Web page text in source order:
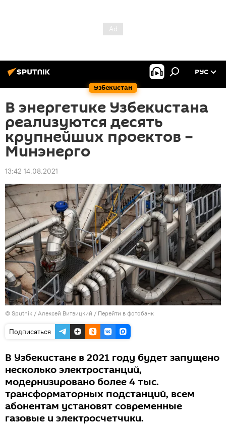
Узбекистан
РУС
В энергетике Узбекистана
реализуются десять
крупнейших проектов –
Минэнерго
13:42 14.08.2021
© Sputnik / Алексей Витвицкий / Перейти в фотобанк
Подписаться
В Узбекистане в 2021 году будет запущено
несколько электростанций,
модернизировано более 4 тыс.
трансформаторных подстанций, всем
абонентам установят современные
газовые и электросчетчики.